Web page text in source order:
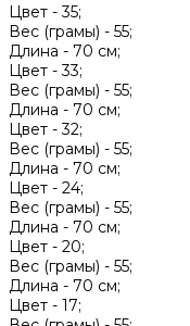
Цвет -35;
Вес (грамы) - 55;
Длина - 70 см;
Цвет -33;
Вес (грамы) - 55;
Длина - 70 см;
Цвет -32;
Вес (грамы) - 55;
Длина - 70 см;
Цвет - 24;
Вес (грамы) - 55;
Длина - 70 см;
Цвет - 20;
Вес (грамы) - 55;
Длина - 70 см;
Цвет - 17;